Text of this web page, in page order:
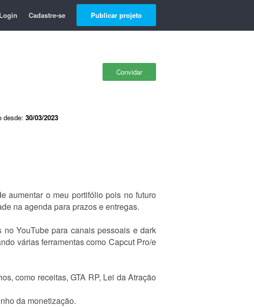
Login Cadastre-se Publicar projeto
Convidar
desde: 30/03/2023
aumentar o meu portifólio pois no futuro
na agenda para prazos e entregas.
YouTube para canais pessoais e dark
várias ferramentas como Capcut Pro/e
como receitas, GTA RP, Lei da Atração
da monetização.